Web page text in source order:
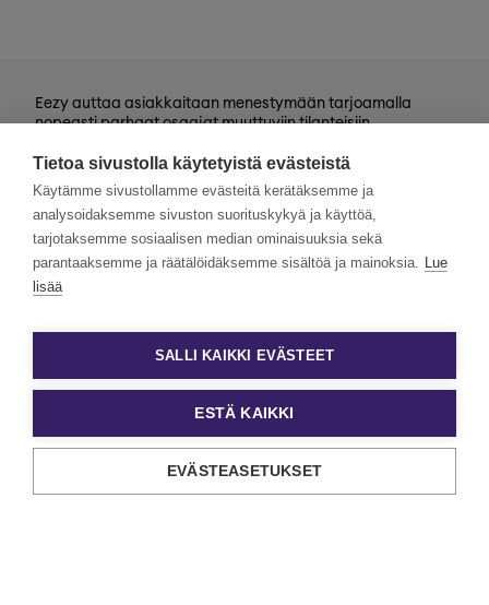
Eezy auttaa asiakkaitaan menestymään tarjoamalla
nopeasti parhaat osaajat muuttuviin tilanteisiin
kevytyrittäjyys ja muut työelämän
asiantuntijapalvelumme tarjoavat monipuolisimmat keinot
työn ja tekijöiden kohtaamiseen.
Haluamme rakentaa monimuotoista ja yhdenvertaista
Eezyä. Toivomme hakemuksia kaikenlaisista taustoista
tulevilta päteviltä hakijoilta. Noudatamme aina tasa-
arvoista ja läpinäkyvää rekrytointiprosessia. Uskomme
Tietoa sivustolla käytetyistä evästeistä
Käytämme sivustollamme evästeitä kerätäksemme ja
analysoidaksemme sivuston suorituskykyä ja käyttöä,
tarjotaksemme sosiaalisen median ominaisuuksia sekä
parantaaksemme ja räätälöidäksemme sisältöä ja mainoksia. Lue
lisää
SALLI KAIKKI EVÄSTEET
ESTÄ KAIKKI
EVÄSTEASETUKSET